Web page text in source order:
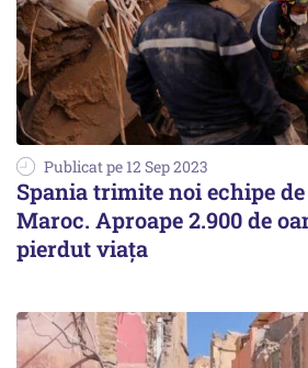
Publicat pe 12 Sep 2023
Spania trimite noi echipe
Maroc. Aproape 2.900 de
pierdut viața